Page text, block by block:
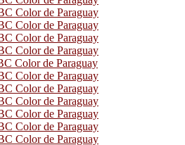
Color de Paraguay
Color de Paraguay
Color de Paraguay
Color de Paraguay
Color de Paraguay
Color de Paraguay
Color de Paraguay
Color de Paraguay
Color de Paraguay
Color de Paraguay
Color de Paraguay